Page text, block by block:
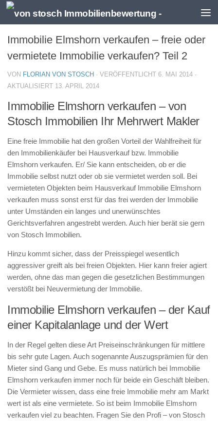
Zum Inhalt springen
Immobilie Elmshorn verkaufen – freie oder
vermietete Immobilie verkaufen? Teil 2
VON FLORIAN VON STOSCH · VERÖFFENTLICHT 6. MAI 2014 ·
AKTUALISIERT 13. APRIL 2014
Immobilie Elmshorn verkaufen – von
Stosch Immobilien Ihr Mehrwert Makler
Eine freie Immobilie hat den großen Vorteil der Wahlfreiheit für
den Immobilienkäufer bei Hausverkauf bzw. Immobilie
Elmshorn verkaufen. Er/ Sie kann entscheiden, ob er die
Immobilie selbst nutzt oder ob sie vermietet werden soll. Bei
vermieteten Objekten beim Hausverkauf Immobilie Elmshorn
verkaufen muss sonst erst für das frei werden der Immobilie
unter Umständen ein langes und unerwünschtes
Gerichtsverfahren angestrebt werden. Auch hier berät sie gern
von Stosch Immobilien.
Hinzu kommt sicher, dass der Preisspiegel wesentlich
aggressiver greift als bei freien Objekten. Hier kann freier agiert
werden, ohne das man gegen die gesetzlichen Bestimmungen
verstößt bei Neuvermietung der Immobilie.
Immobilie Elmshorn verkaufen – der Kauf
einer Kapitalanlage und der Wert
In der Regel gelten diese Art Preiseinschränkungen für mittlere
bis sehr gute Lagen. Auch sogenannte Auszugsprämien für den
Mieter sind Gang und Gebe. Es muss natürlich bei Immobilie
Elmshorn verkaufen immer noch für beide ein Geschäft bleiben.
Die Vermieter wissen, dass eine freie Immobilie mehr am Markt
wert ist als eine vermietete. So ist beim Immobilie Elmshorn
verkaufen viel zu beachten. Fragen Sie den Profi – von Stosch